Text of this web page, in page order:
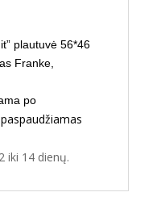
plautuvė 56*46
Franke,
po
iki 14 dienų.